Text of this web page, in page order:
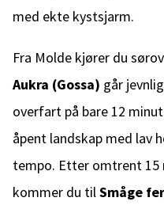
med ekte kystsjarm.
Fra Molde kjører du
Aukra (Gossa) går
overfart på bare 12
åpent landskap med lav
tempo. Etter omtrent
kommer du tilSmåge